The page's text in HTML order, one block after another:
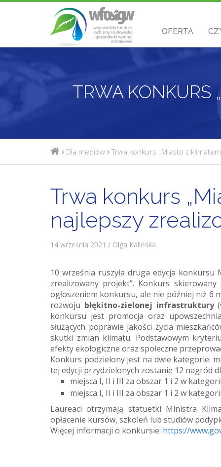
OFERTA
Dla mediów Trwa konkurs „Miasto z
Trwa konkurs
najlepszy
14 września 2021 / Olga Kalińska
10 września ruszyła druga edycja
zrealizowany projekt”. Konkurs
ogłoszeniem konkursu, ale nie później niż 6
rozwoju błękitno-zielonej infrastruktury
konkursu jest promocja oraz
służących poprawie jakości życia
skutki zmian klimatu. Podstawowym
efekty ekologiczne oraz społeczne
Konkurs podzielony jest na dwie kategorie:
tej edycji przydzielonych zostanie 12 nagród
miejsca I, II i III za obszar 1 i 2 w
miejsca I, II i III za obszar 1 i 2 w
Laureaci otrzymają statuetki Ministra
opłacenie kursów, szkoleń lub studiów
Więcej informacji o konkursie: https://